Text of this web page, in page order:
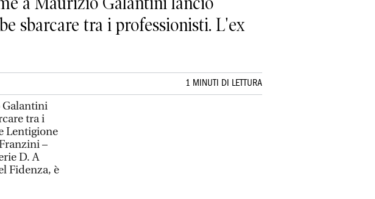
sbarcare tra i professionisti. L'ex
1 MINUTI DI LETTURA
Galantini
tra i
Lentigione
–
D. A
Fidenza, è